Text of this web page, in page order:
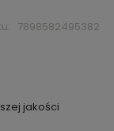
7898582495382
jakości